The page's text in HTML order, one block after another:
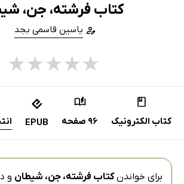
کتاب فرشته، جن،
یاسین قاسمی بجد
★
★
★
★
★
کتاب الکترونیک 96 صفحه EPUB
برای خواندنکتاب فرشته، جن، شیطان و